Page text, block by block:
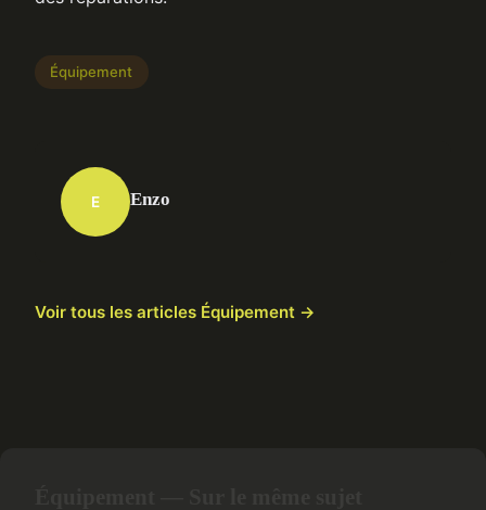
Équipement
E Enzo
Voir tous les articles Équipement →